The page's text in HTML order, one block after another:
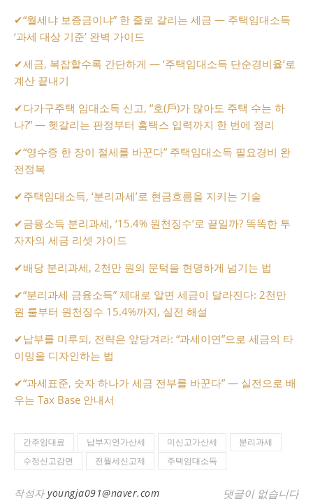
✔“월세냐 보증금이냐” 한 줄로 갈리는 세금 — 주택임대소득
‘과세 대상 기준’ 완벽 가이드
✔세금, 복잡할수록 간단하게 — ‘주택임대소득 단순경비율’로
계산 끝내기
✔다가구주택 임대소득 신고, “호(戶)가 많아도 주택 수는 하
나?” — 헷갈리는 판정부터 홈택스 입력까지 한 번에 정리
✔“영수증 한 장이 절세를 바꾼다” 주택임대소득 필요경비 완
전정복
✔주택임대소득, ‘분리과세’로 현금흐름을 지키는 기술
✔금융소득 분리과세, ‘15.4% 원천징수’로 끝일까? 똑똑한 투
자자의 세금 리셋 가이드
✔배당 분리과세, 2천만 원의 문턱을 현명하게 넘기는 법
✔“분리과세 금융소득” 제대로 알면 세금이 달라진다: 2천만
원 룰부터 원천징수 15.4%까지, 실전 해설
✔납부를 미루되, 전략은 앞당겨라: “과세이연”으로 세금의 타
이밍을 디자인하는 법
✔“과세표준, 숫자 하나가 세금 전부를 바꾼다” — 실전으로 배
우는 Tax Base 안내서
간주임대료 납부지연가산세 미신고가산세
분리과세
수정신고감면
전월세신고제 주택임대소득
작성자 youngja091@naver.com 댓글이 없습니다